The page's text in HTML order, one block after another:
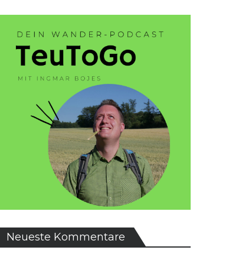
Neueste Kommentare